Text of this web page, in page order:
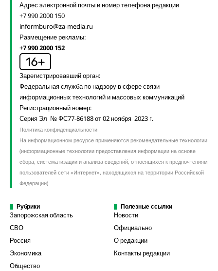
Адрес электронной почты и номер телефона редакции
+7 990 2000 150
informburo@za-media.ru
Размещение рекламы:
+7 990 2000 152
Зарегистрировавший орган:
Федеральная служба по надзору в сфере связи
информационных технологий и массовых коммуникаций
Регистрационный номер:
Серия Эл № ФС77-86188 от 02 ноября 2023 г.
Политика конфиденциальности
На информационном ресурсе применяются рекомендательные технологии
(информационные технологии предоставления информации на основе
сбора, систематизации и анализа сведений, относящихся к предпочтениям
пользователей сети «Интернет», находящихся на территории Российской
Федерации).
Рубрики
Запорожская область
СВО
Россия
Экономика
Общество
Полезные ссылки
Новости
Официально
О редакции
Контакты редакции